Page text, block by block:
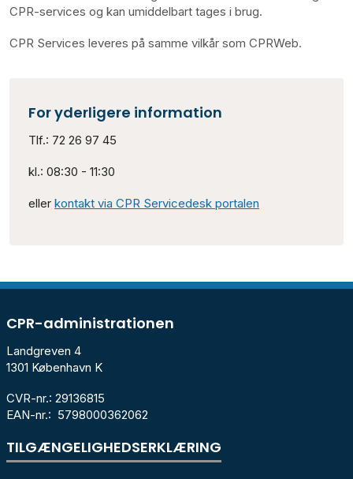
CPR-services og kan umiddelbart tages i brug.
CPR Services leveres på samme vilkår som CPRWeb.
For yderligere information
Tlf.: 72 26 97 45
kl.: 08:30 - 11:30
eller kontakt via CPR Servicedesk portalen
CPR-administrationen
Landgreven 4
1301 København K
CVR-nr.: 29136815
EAN-nr.: 5798000362062
TILGÆNGELIGHEDSERKLÆRING